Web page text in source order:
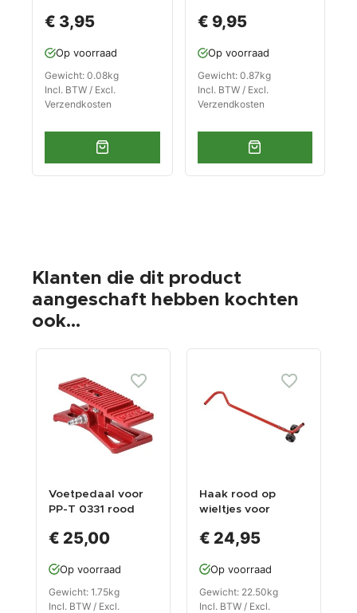
gereedschapskist
€ 3,95
Op voorraad
Gewicht: 0.08kg
Incl. BTW / Excl.
Verzendkosten
zwart
€ 9,95
Op voorraad
Gewicht: 0.87kg
Incl. BTW / Excl.
Verzendkosten
Klanten die dit product
aangeschaft hebben kochten
ook...
Voetpedaal voor
PP-T 0331 rood
€ 25,00
Op voorraad
Gewicht: 1.75kg
Incl. BTW / Excl.
Haak rood op
wieltjes voor
€ 24,95
Op voorraad
Gewicht: 22.50kg
Incl. BTW / Excl.